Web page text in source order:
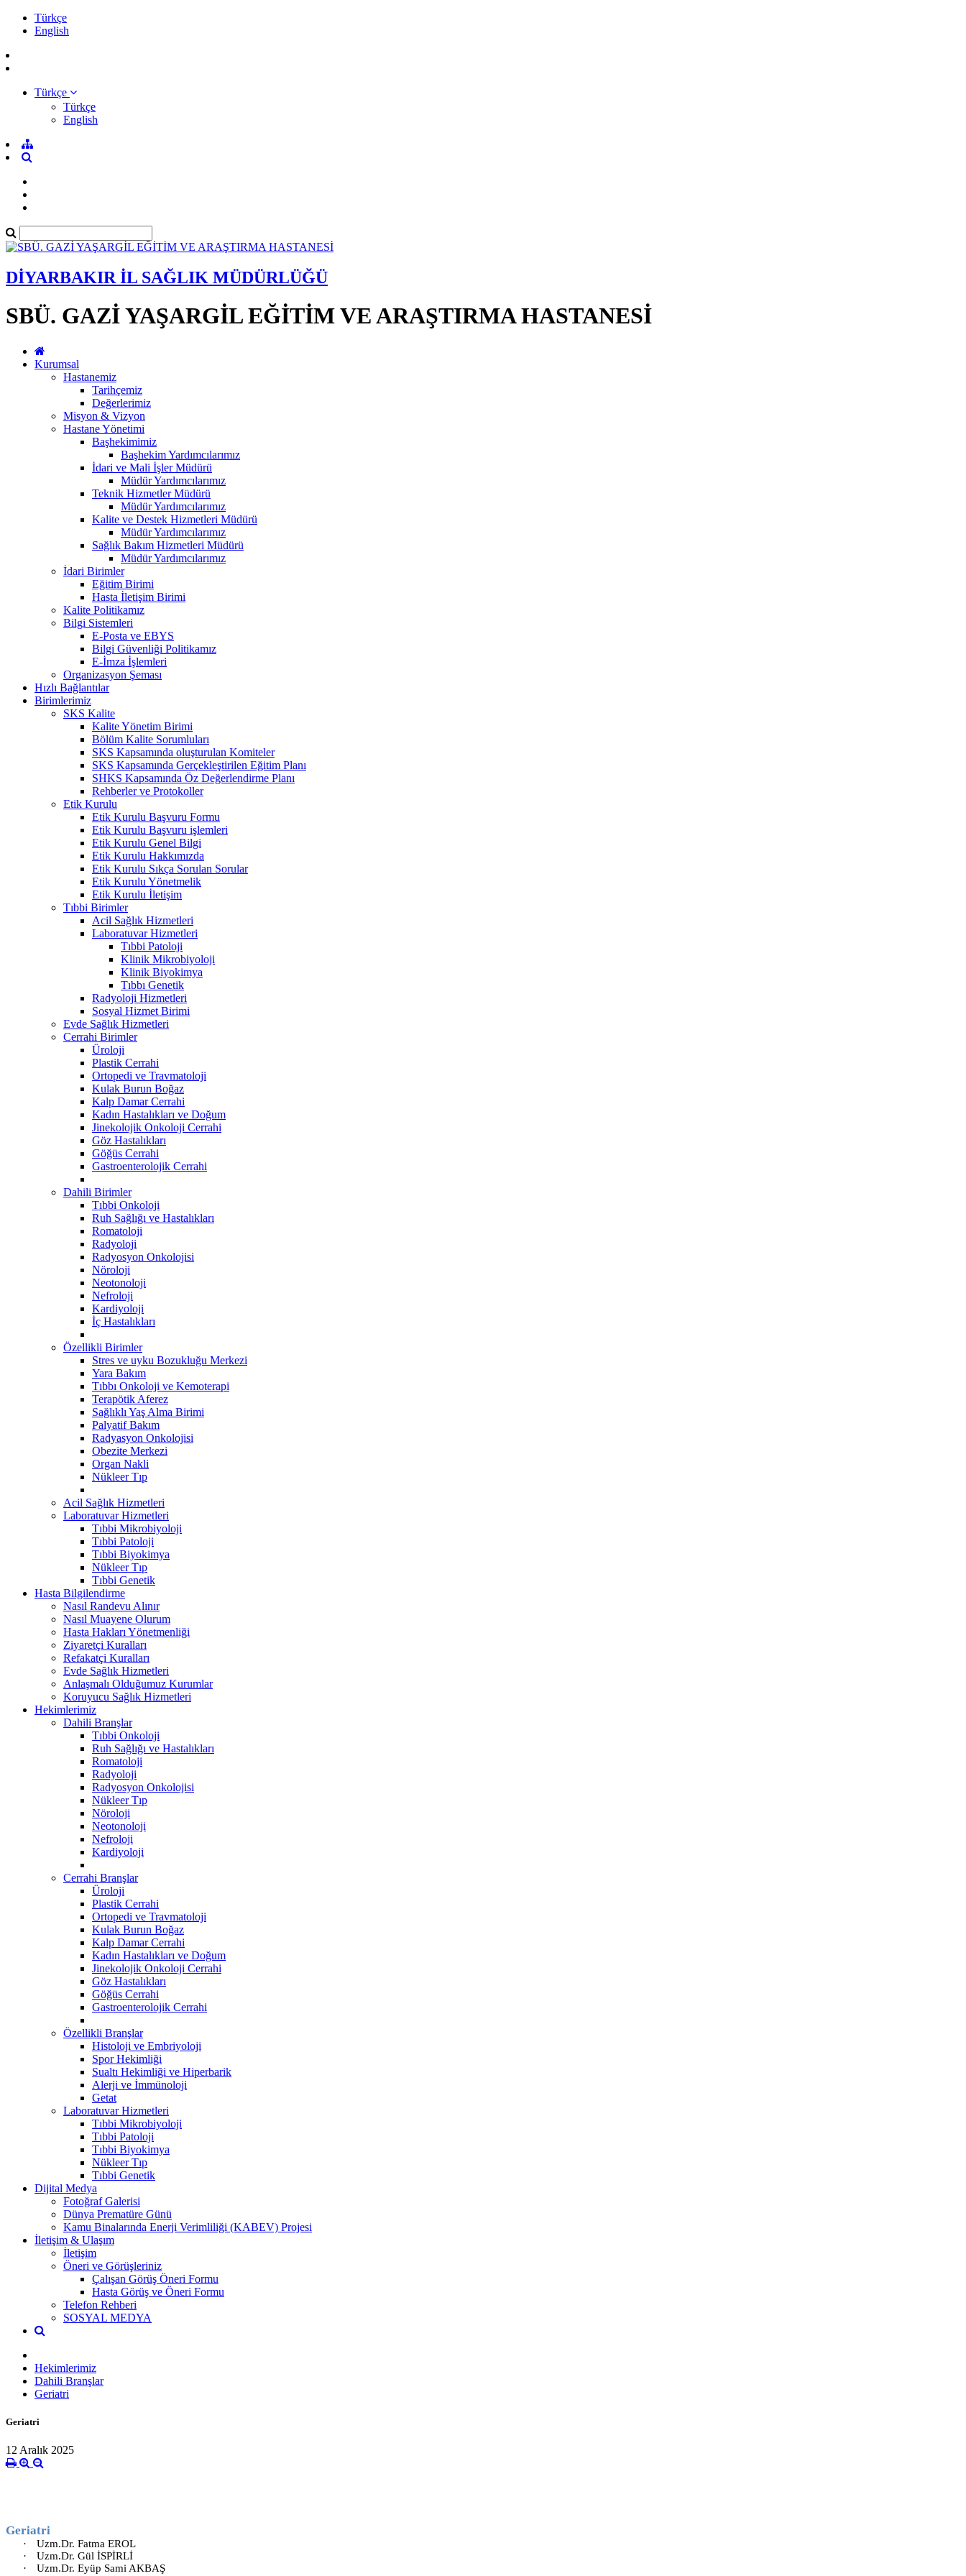
Türkçe
English
Türkçe
Türkçe
English
DİYARBAKIR İL SAĞLIK MÜDÜRLÜĞÜ
SBÜ. GAZİ YAŞARGİL EĞİTİM VE ARAŞTIRMA HASTANESİ
Kurumsal
Hastanemiz
Tarihçemiz
Değerlerimiz
Misyon & Vizyon
Hastane Yönetimi
Başhekimimiz
Başhekim Yardımcılarımız
İdari ve Mali İşler Müdürü
Müdür Yardımcılarımız
Teknik Hizmetler Müdürü
Müdür Yardımcılarımız
Kalite ve Destek Hizmetleri Müdürü
Müdür Yardımcılarımız
Sağlık Bakım Hizmetleri Müdürü
Müdür Yardımcılarımız
İdari Birimler
Eğitim Birimi
Hasta İletişim Birimi
Kalite Politikamız
Bilgi Sistemleri
E-Posta ve EBYS
Bilgi Güvenliği Politikamız
E-İmza İşlemleri
Organizasyon Şeması
Hızlı Bağlantılar
Birimlerimiz
SKS Kalite
Kalite Yönetim Birimi
Bölüm Kalite Sorumluları
SKS Kapsamında oluşturulan Komiteler
SKS Kapsamında Gerçekleştirilen Eğitim Planı
SHKS Kapsamında Öz Değerlendirme Planı
Rehberler ve Protokoller
Etik Kurulu
Etik Kurulu Başvuru Formu
Etik Kurulu Başvuru işlemleri
Etik Kurulu Genel Bilgi
Etik Kurulu Hakkımızda
Etik Kurulu Sıkça Sorulan Sorular
Etik Kurulu Yönetmelik
Etik Kurulu İletişim
Tıbbi Birimler
Acil Sağlık Hizmetleri
Laboratuvar Hizmetleri
Tıbbi Patoloji
Klinik Mikrobiyoloji
Klinik Biyokimya
Tıbbı Genetik
Radyoloji Hizmetleri
Sosyal Hizmet Birimi
Evde Sağlık Hizmetleri
Cerrahi Birimler
Üroloji
Plastik Cerrahi
Ortopedi ve Travmatoloji
Kulak Burun Boğaz
Kalp Damar Cerrahi
Kadın Hastalıkları ve Doğum
Jinekolojik Onkoloji Cerrahi
Göz Hastalıkları
Göğüs Cerrahi
Gastroenterolojik Cerrahi
Dahili Birimler
Tıbbi Onkoloji
Ruh Sağlığı ve Hastalıkları
Romatoloji
Radyoloji
Radyosyon Onkolojisi
Nöroloji
Neotonoloji
Nefroloji
Kardiyoloji
İç Hastalıkları
Özellikli Birimler
Stres ve uyku Bozukluğu Merkezi
Yara Bakım
Tıbbı Onkoloji ve Kemoterapi
Terapötik Aferez
Sağlıklı Yaş Alma Birimi
Palyatif Bakım
Radyasyon Onkolojisi
Obezite Merkezi
Organ Nakli
Nükleer Tıp
Acil Sağlık Hizmetleri
Laboratuvar Hizmetleri
Tıbbi Mikrobiyoloji
Tıbbi Patoloji
Tıbbi Biyokimya
Nükleer Tıp
Tıbbi Genetik
Hasta Bilgilendirme
Nasıl Randevu Alınır
Nasıl Muayene Olurum
Hasta Hakları Yönetmenliği
Ziyaretçi Kuralları
Refakatçi Kuralları
Evde Sağlık Hizmetleri
Anlaşmalı Olduğumuz Kurumlar
Koruyucu Sağlık Hizmetleri
Hekimlerimiz
Dahili Branşlar
Tıbbi Onkoloji
Ruh Sağlığı ve Hastalıkları
Romatoloji
Radyoloji
Radyosyon Onkolojisi
Nükleer Tıp
Nöroloji
Neotonoloji
Nefroloji
Kardiyoloji
Cerrahi Branşlar
Üroloji
Plastik Cerrahi
Ortopedi ve Travmatoloji
Kulak Burun Boğaz
Kalp Damar Cerrahi
Kadın Hastalıkları ve Doğum
Jinekolojik Onkoloji Cerrahi
Göz Hastalıkları
Göğüs Cerrahi
Gastroenterolojik Cerrahi
Özellikli Branşlar
Histoloji ve Embriyoloji
Spor Hekimliği
Sualtı Hekimliği ve Hiperbarik
Alerji ve İmmünoloji
Getat
Laboratuvar Hizmetleri
Tıbbi Mikrobiyoloji
Tıbbi Patoloji
Tıbbi Biyokimya
Nükleer Tıp
Tıbbi Genetik
Dijital Medya
Fotoğraf Galerisi
Dünya Prematüre Günü
Kamu Binalarında Enerji Verimliliği (KABEV) Projesi
İletişim & Ulaşım
İletişim
Öneri ve Görüşleriniz
Çalışan Görüş Öneri Formu
Hasta Görüş ve Öneri Formu
Telefon Rehberi
SOSYAL MEDYA
Hekimlerimiz
Dahili Branşlar
Geriatri
Geriatri
12 Aralık 2025
Geriatri
·
Uzm.Dr. Fatma EROL
·
Uzm.Dr. Gül İSPİRLİ
·
Uzm.Dr. Eyüp Sami AKBAŞ